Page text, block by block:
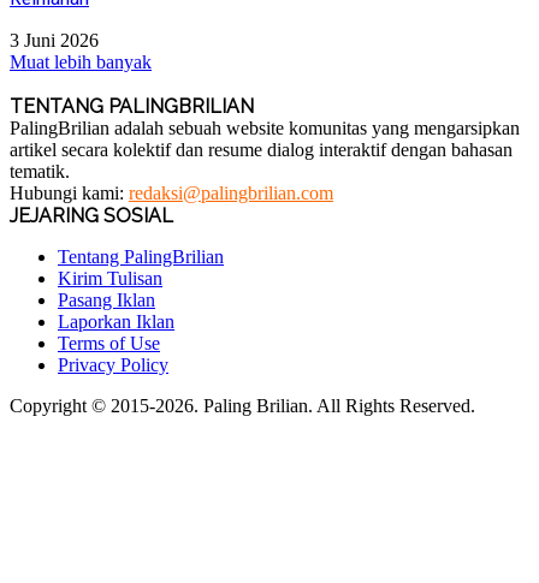
3 Juni 2026
Muat lebih banyak
TENTANG PALINGBRILIAN
PalingBrilian adalah sebuah website komunitas yang mengarsipkan
artikel secara kolektif dan resume dialog interaktif dengan bahasan
tematik.
Hubungi kami: redaksi@palingbrilian.com
JEJARING SOSIAL
Tentang PalingBrilian
Kirim Tulisan
Pasang Iklan
Laporkan Iklan
Terms of Use
Privacy Policy
Copyright © 2015-2026. Paling Brilian. All Rights Reserved.